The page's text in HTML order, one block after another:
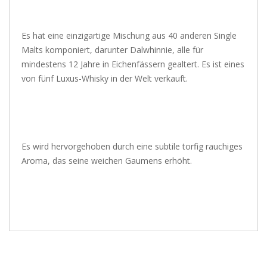
Es hat eine einzigartige Mischung aus 40 anderen Single
Malts komponiert, darunter Dalwhinnie, alle für
mindestens 12 Jahre in Eichenfässern gealtert. Es ist eines
von fünf Luxus-Whisky in der Welt verkauft.
Es wird hervorgehoben durch eine subtile torfig rauchiges
Aroma, das seine weichen Gaumens erhöht.